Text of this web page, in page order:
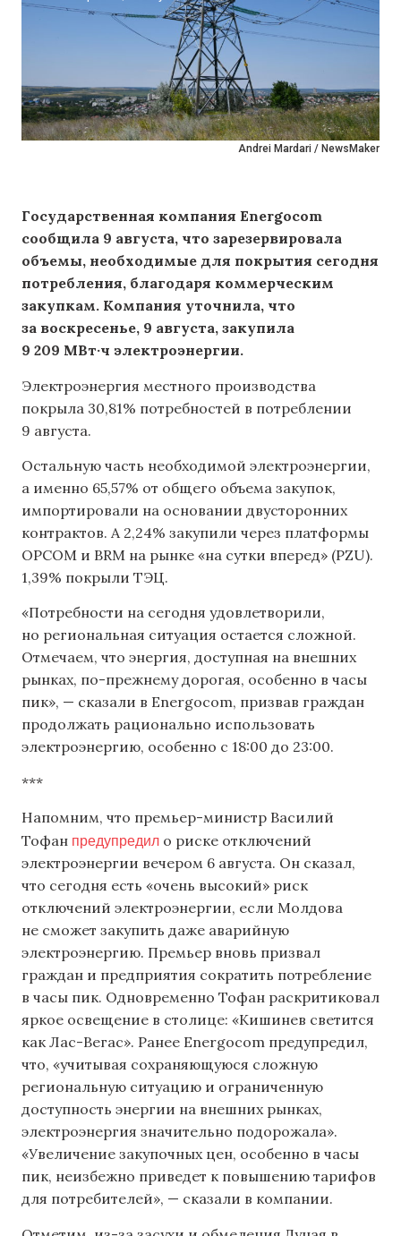
Andrei Mardari / NewsMaker
Государственная компания Energocom
сообщила 9 августа, что зарезервировала
объемы, необходимые для покрытия сегодня
потребления, благодаря коммерческим
закупкам. Компания уточнила, что
за воскресенье, 9 августа, закупила
9 209 МВт·ч электроэнергии.
Электроэнергия местного производства
покрыла 30,81% потребностей в потреблении
9 августа.
Остальную часть необходимой электроэнергии,
а именно 65,57% от общего объема закупок,
импортировали на основании двусторонних
контрактов. А 2,24% закупили через платформы
OPCOM и BRM на рынке «на сутки вперед» (PZU).
1,39% покрыли ТЭЦ.
«Потребности на сегодня удовлетворили,
но региональная ситуация остается сложной.
Отмечаем, что энергия, доступная на внешних
рынках, по-прежнему дорогая, особенно в часы
пик», — сказали в Energocom, призвав граждан
продолжать рационально использовать
электроэнергию, особенно с 18:00 до 23:00.
***
Напомним, что премьер-министр Василий
Тофан предупредил о риске отключений
электроэнергии вечером 6 августа. Он сказал,
что сегодня есть «очень высокий» риск
отключений электроэнергии, если Молдова
не сможет закупить даже аварийную
электроэнергию. Премьер вновь призвал
граждан и предприятия сократить потребление
в часы пик. Одновременно Тофан раскритиковал
яркое освещение в столице: «Кишинев светится
как Лас-Вегас». Ранее Energocom предупредил,
что, «учитывая сохраняющуюся сложную
региональную ситуацию и ограниченную
доступность энергии на внешних рынках,
электроэнергия значительно подорожала».
«Увеличение закупочных цен, особенно в часы
пик, неизбежно приведет к повышению тарифов
для потребителей», — сказали в компании.